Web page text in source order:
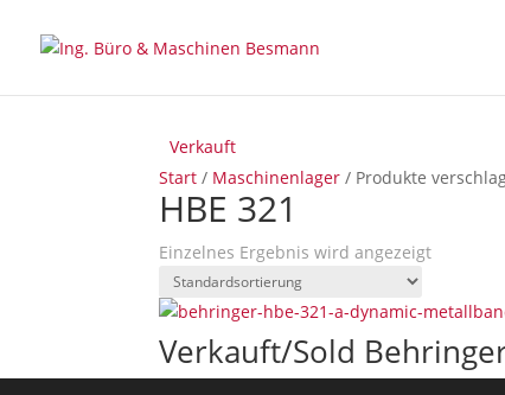
Start / Maschinenlager / Produkte
HBE 321
Einzelnes Ergebnis wird angezeigt
Verkauft
Verkauft/Sold